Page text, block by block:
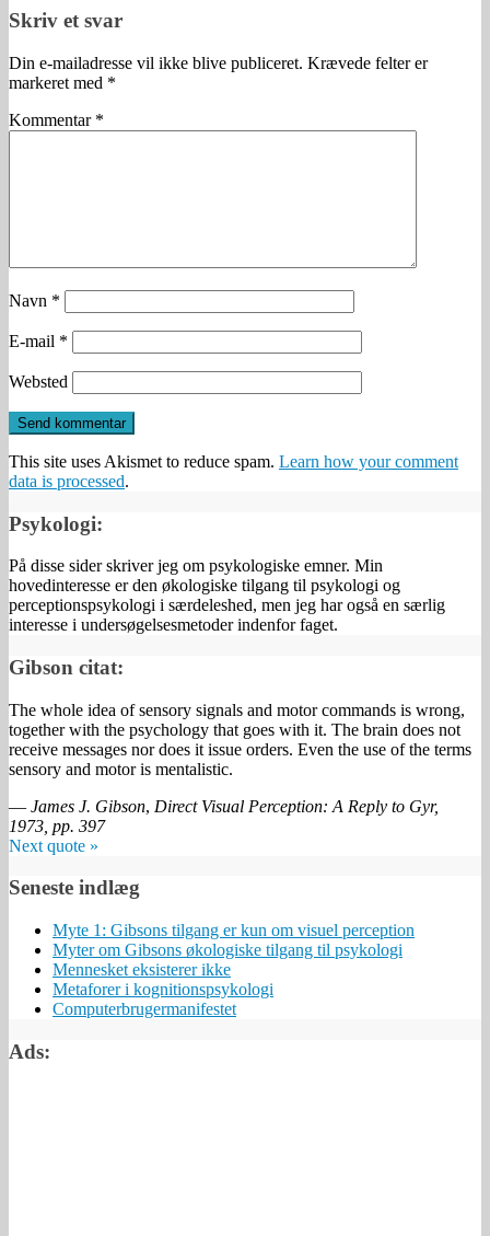
Skriv et svar
Din e-mailadresse vil ikke blive publiceret. Krævede felter er
markeret med *
Kommentar *
Navn *
E-mail *
Websted
This site uses Akismet to reduce spam. Learn how your comment
data is processed.
Psykologi:
På disse sider skriver jeg om psykologiske emner. Min
hovedinteresse er den økologiske tilgang til psykologi og
perceptionspsykologi i særdeleshed, men jeg har også en særlig
interesse i undersøgelsesmetoder indenfor faget.
Gibson citat:
The whole idea of sensory signals and motor commands is wrong,
together with the psychology that goes with it. The brain does not
receive messages nor does it issue orders. Even the use of the terms
sensory and motor is mentalistic.
— James J. Gibson, Direct Visual Perception: A Reply to Gyr,
1973, pp. 397
Next quote »
Seneste indlæg
Myte 1: Gibsons tilgang er kun om visuel perception
Myter om Gibsons økologiske tilgang til psykologi
Mennesket eksisterer ikke
Metaforer i kognitionspsykologi
Computerbrugermanifestet
Ads: